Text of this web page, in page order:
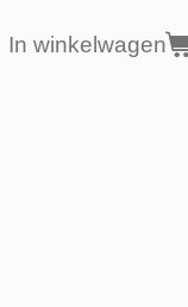
In winkelwagen